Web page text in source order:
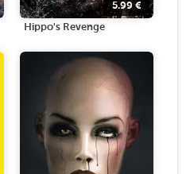
5.99€
Hippo's Revenge